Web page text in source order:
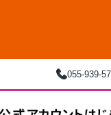
055-939-